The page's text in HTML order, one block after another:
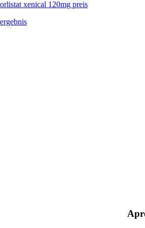
orlistat xenical 120mg preis
ergebnis